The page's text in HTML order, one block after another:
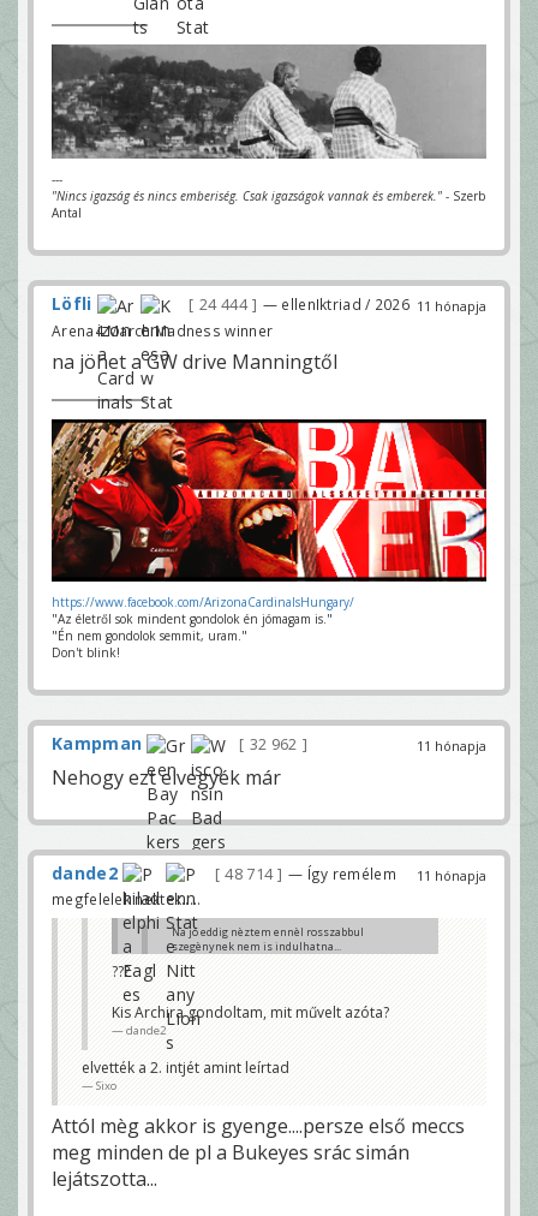
---
"Nincs igazság és nincs emberiség. Csak igazságok vannak és emberek." - Szerb
Antal
11 hónapja
Löfli 24 444
— ellenIktriad / 2026
Arena4 March Madness winner
na jöhet a GW drive Manningtől
https://www.facebook.com/ArizonaCardinalsHungary/
"Az életről sok mindent gondolok én jómagam is."
"Én nem gondolok semmit, uram."
Don't blink!
11 hónapja
Kampman 32 962
Nehogy ezt elvegyék már
11 hónapja
dande2 48 714
— Így remélem
megfelelek nektek.....
Na jó eddig nèztem ennèl rosszabbul
szegènynek nem is indulhatna...
Szép volt iktriad
Sixo
???
Kis Archira gondoltam, mit művelt azóta?
dande2
elvették a 2. intjét amint leírtad
Sixo
Attól mèg akkor is gyenge....persze első meccs
meg minden de pl a Bukeyes srác simán
lejátszotta...